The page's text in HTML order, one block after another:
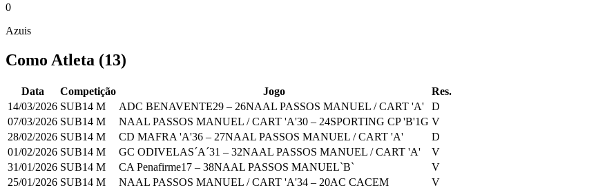
0
Azuis
Como Atleta (13)
Data Competição Jogo
Res.
14/03/2026 SUB14 M ADC BENAVENTE29 – 26NAAL PASSOS MANUEL / CART 'A'
D
07/03/2026 SUB14 M NAAL PASSOS MANUEL / CART 'A'30 – 24SPORTING CP 'B'1G V
28/02/2026 SUB14 M CD MAFRA 'A'36 – 27NAAL PASSOS MANUEL / CART 'A'
D
01/02/2026 SUB14 M GC ODIVELAS´A´31 – 32NAAL PASSOS MANUEL / CART 'A'
V
31/01/2026 SUB14 M CA Penafirme17 – 38NAAL PASSOS MANUEL`B`
V
25/01/2026 SUB14 M NAAL PASSOS MANUEL / CART 'A'34 – 20AC CACEM
V